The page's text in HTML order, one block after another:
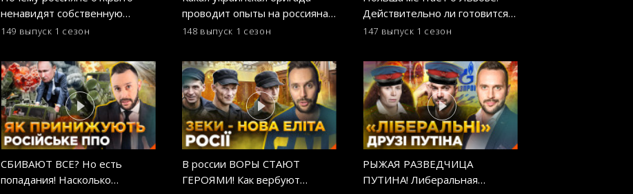
ненавидят собственную
армию? ОСТОРОЖНО! ФЕЙК
149 выпуск 1 сезон
проводит опыты на россиянах?
ОСТОРОЖНО! ФЕЙК
148 выпуск 1 сезон
Действительно ли готовится
нападение на Украину с тыла?
147 выпуск 1 сезон
СБИВАЮТ ВСЕ? Но есть
попадания! Насколько
В россии ВОРЫ СТАЮТ
ГЕРОЯМИ! Как вербуют
РЫЖАЯ РАЗВЕДЧИЦА
ПУТИНА! Либеральная